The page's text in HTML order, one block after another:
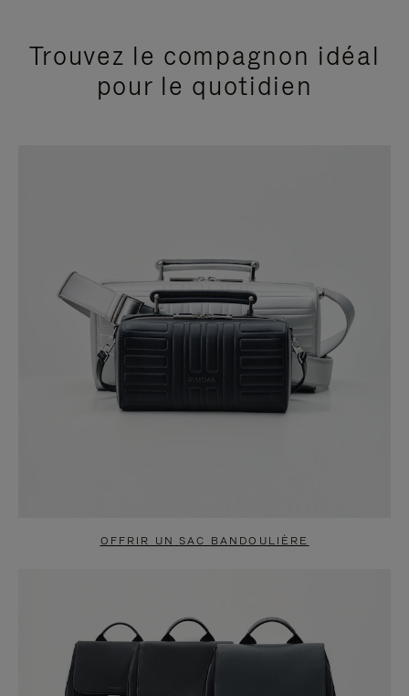
Trouvez le compagnon idéal
pour le quotidien
OFFRIR UN SAC BANDOULIÈRE